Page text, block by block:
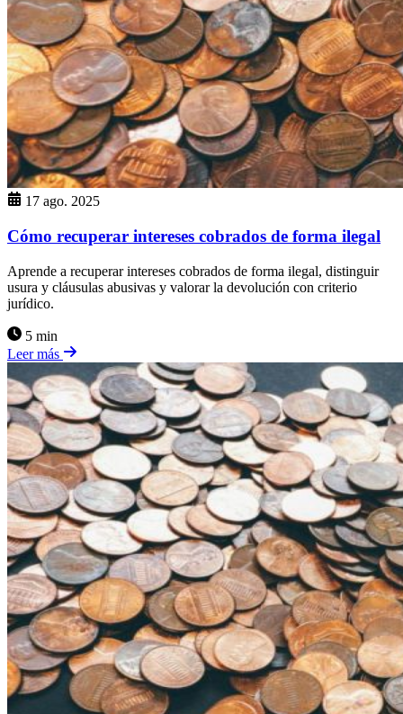
17 ago. 2025
Cómo recuperar intereses cobrados de forma ilegal
Aprende a recuperar intereses cobrados de forma ilegal, distinguir
usura y cláusulas abusivas y valorar la devolución con criterio
jurídico.
5 min
Leer más